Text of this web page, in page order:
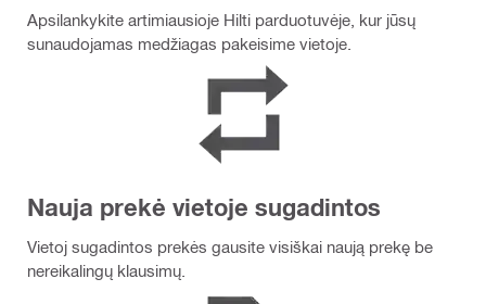
Apsilankykite artimiausioje Hilti parduotuvėje, kur jūsų
sunaudojamas medžiagas pakeisime vietoje.
Nauja prekė vietoje sugadintos
Vietoj sugadintos prekės gausite visiškai naują prekę be
nereikalingų klausimų.